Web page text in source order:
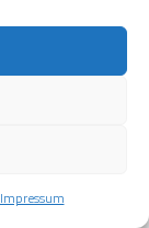
Impressum